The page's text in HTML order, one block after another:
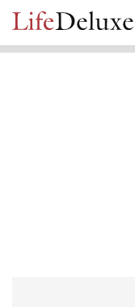
1
+7 (812) 3330243